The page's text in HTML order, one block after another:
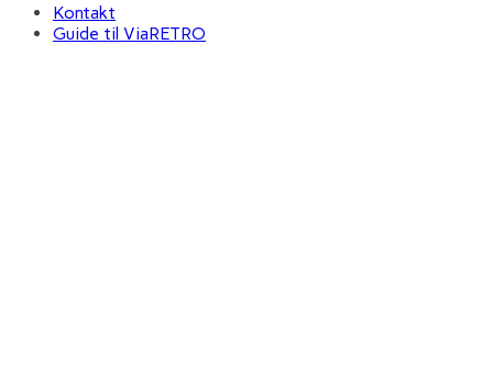
Kontakt
Guide til ViaRETRO